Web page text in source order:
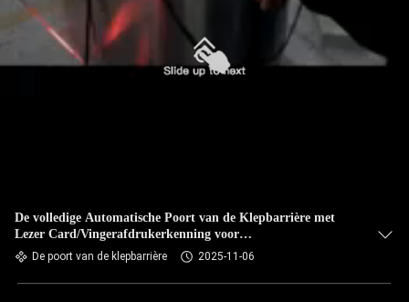
De volledige Automatische Poort van de Klepbarrière met
Lezer Card/Vingerafdrukerkenning voor
Gymnastiek/Clubingang
De poort van de klepbarrière 2025-11-06